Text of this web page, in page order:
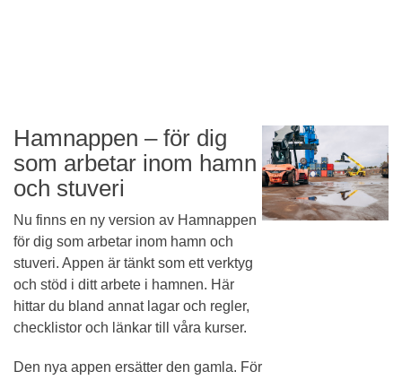
Hamnappen – för dig
som arbetar inom hamn
och stuveri
Nu finns en ny version av Hamnappen
för dig som arbetar inom hamn och
stuveri. Appen är tänkt som ett verktyg
och stöd i ditt arbete i hamnen. Här
hittar du bland annat lagar och regler,
checklistor och länkar till våra kurser.
Den nya appen ersätter den gamla. För